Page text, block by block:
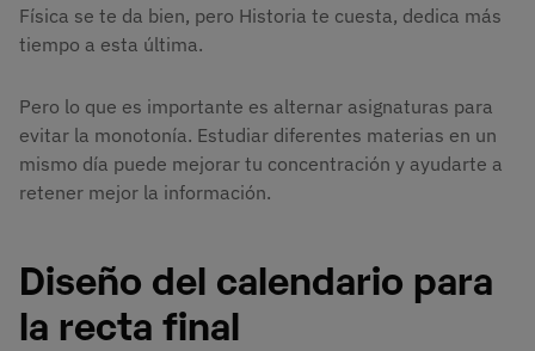
Física se te da bien, pero Historia te cuesta, dedica más
tiempo a esta última.
Pero lo que es importante es alternar asignaturas para
evitar la monotonía. Estudiar diferentes materias en un
mismo día puede mejorar tu concentración y ayudarte a
retener mejor la información.
Diseño del calendario para
la recta final